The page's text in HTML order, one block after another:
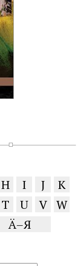
H I J
K
T U V W
Ä–Я